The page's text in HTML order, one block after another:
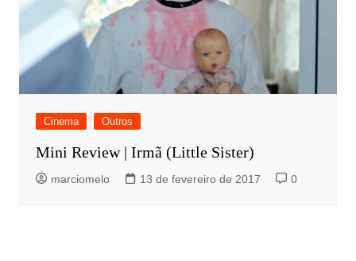
Cinema Outros
Mini Review | Irmã (Little Sister)
marciomelo 13 de fevereiro de 2017 0